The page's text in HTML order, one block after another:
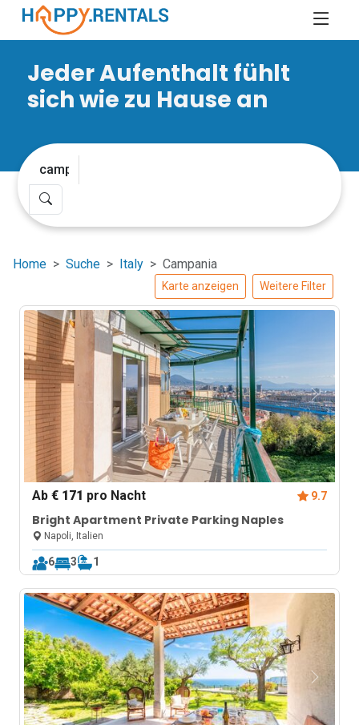
Jeder Aufenthalt fühlt
sich wie zu Hause an
Home Suche Italy Campania
Karte anzeigen Weitere Filter
Ab€ 171 pro Nacht 9.7
Bright Apartment Private Parking Naples
Napoli, Italien
6 3 1